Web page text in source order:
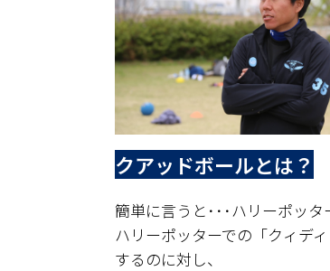
クアッドボールとは？
簡単に言うと･･･ハリーポッ
ハリーポッターでの「クィデ
するのに対し、